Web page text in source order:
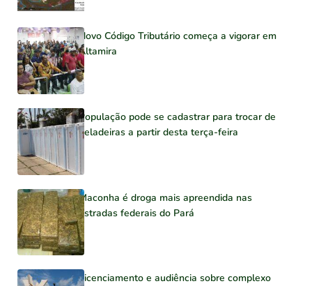
Novo Código Tributário começa a vigorar em
Altamira
População pode se cadastrar para trocar de
geladeiras a partir desta terça-feira
Maconha é droga mais apreendida nas
estradas federais do Pará
Licenciamento e audiência sobre complexo